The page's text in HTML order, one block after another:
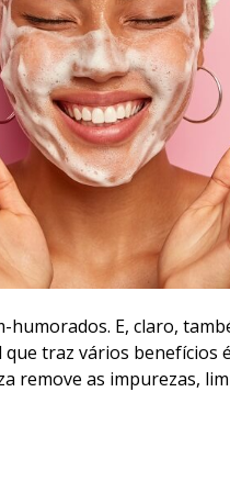
E, claro,
traz vários benefícios
remove as impurezas,